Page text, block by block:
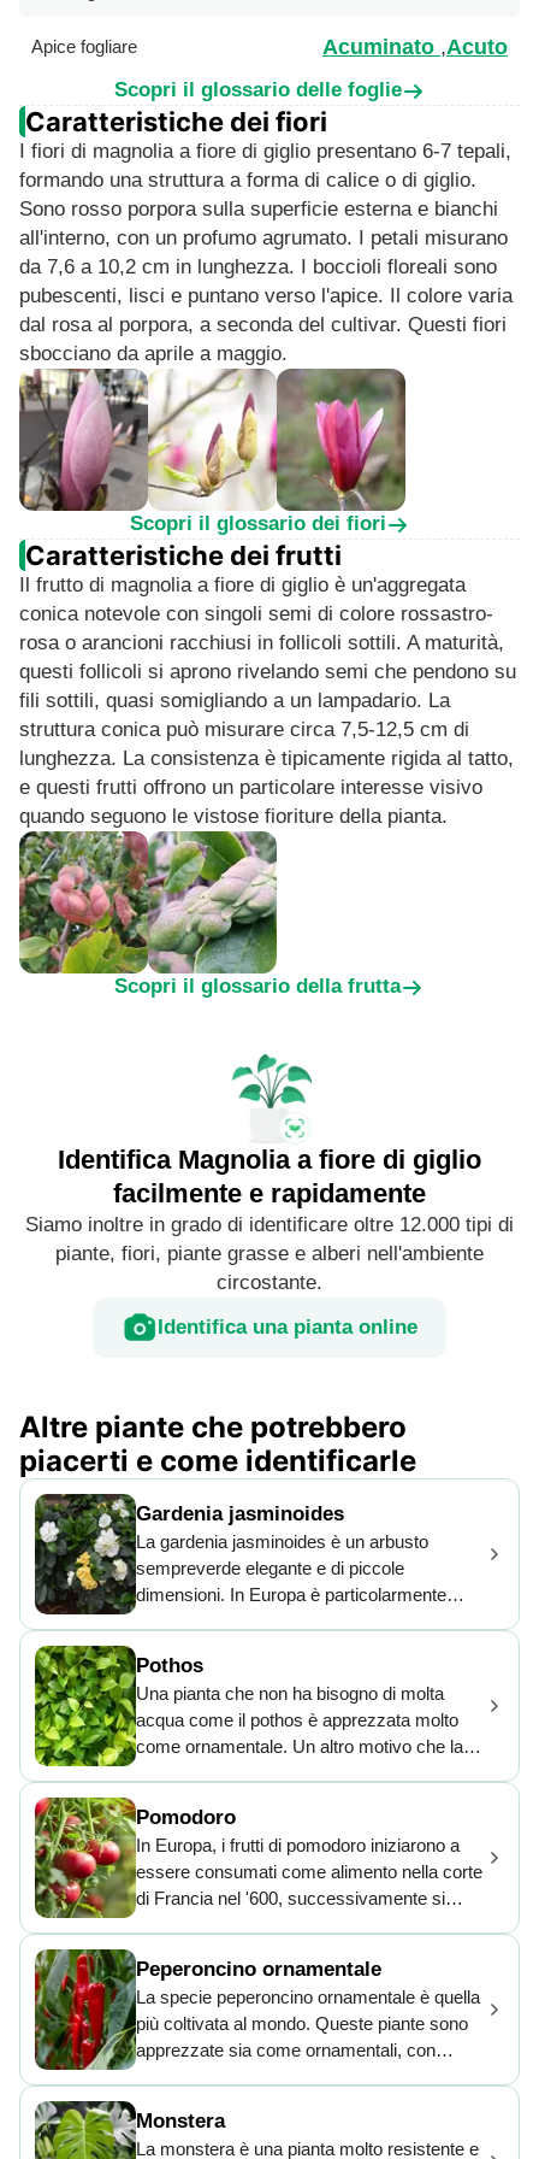
Apice fogliare Acuminato ,Acuto
Scopri il glossario delle foglie
Caratteristiche dei fiori
I fiori di magnolia a fiore di giglio presentano 6-7 tepali,
formando una struttura a forma di calice o di giglio.
Sono rosso porpora sulla superficie esterna e bianchi
all'interno, con un profumo agrumato. I petali misurano
da 7,6 a 10,2 cm in lunghezza. I boccioli floreali sono
pubescenti, lisci e puntano verso l'apice. Il colore varia
dal rosa al porpora, a seconda del cultivar. Questi fiori
sbocciano da aprile a maggio.
Scopri il glossario dei fiori
Caratteristiche dei frutti
Il frutto di magnolia a fiore di giglio è un'aggregata
conica notevole con singoli semi di colore rossastro-
rosa o arancioni racchiusi in follicoli sottili. A maturità,
questi follicoli si aprono rivelando semi che pendono su
fili sottili, quasi somigliando a un lampadario. La
struttura conica può misurare circa 7,5-12,5 cm di
lunghezza. La consistenza è tipicamente rigida al tatto,
e questi frutti offrono un particolare interesse visivo
quando seguono le vistose fioriture della pianta.
Scopri il glossario della frutta
Identifica Magnolia a fiore di giglio
facilmente e rapidamente
Siamo inoltre in grado di identificare oltre 12.000 tipi di
piante, fiori, piante grasse e alberi nell'ambiente
circostante.
Identifica una pianta online
Altre piante che potrebbero
piacerti e come identificarle
Gardenia jasminoides
La gardenia jasminoides è un arbusto
sempreverde elegante e di piccole
dimensioni. In Europa è particolarmente
meridionali, viene impiegato come aiuola,
peraltro piuttosto ambita, per il suo intenso
profumo. La sua coltivazione richiede
qualche cura in più e non è adatta ai neofiti
del giardinaggio.
Pothos
Una pianta che non ha bisogno di molta
acqua come il pothos è apprezzata molto
come ornamentale. Un altro motivo che la
terreno e difficilmente si ammala o viene
attaccata da parassiti.
Pomodoro
In Europa, i frutti di pomodoro iniziarono a
essere consumati come alimento nella corte
di Francia nel '600, successivamente si
pianta fiorisce in estate e in autunno, i piccoli
fiori sono gialli e successivamente lasciano
il posto ai succosi frutti.
Peperoncino ornamentale
La specie peperoncino ornamentale è quella
più coltivata al mondo. Queste piante sono
apprezzate sia come ornamentali, con
forme e colori vari. I peperoncini contengono
Monstera
La monstera è una pianta molto resistente e